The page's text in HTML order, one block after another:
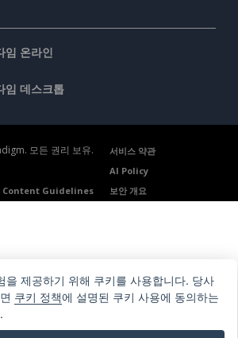
임 온라인
임 데스크톱
모든 권리 보유.
서비스 약관
AI Policy
Content Guidelines 보안 개요
을 제공하기 위해 쿠키를 사용합니다. 당사
쿠키 정책에 설명된 쿠키 사용에 동의하는